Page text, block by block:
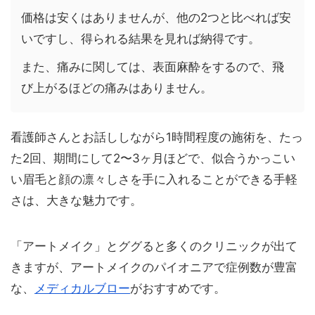
価格は安くはありませんが、他の2つと比べれば安
いですし、得られる結果を見れば納得です。
また、痛みに関しては、表面麻酔をするので、飛
び上がるほどの痛みはありません。
看護師さんとお話ししながら1時間程度の施術を、たっ
た2回、期間にして2〜3ヶ月ほどで、似合うかっこい
い眉毛と顔の凛々しさを手に入れることができる手軽
さは、大きな魅力です。
「アートメイク」とググると多くのクリニックが出て
きますが、アートメイクのパイオニアで症例数が豊富
な、
メディカルブローがおすすめです。